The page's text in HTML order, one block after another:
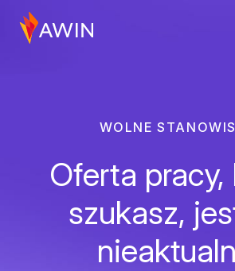
WOLNE
Oferta pracy,
szukasz,